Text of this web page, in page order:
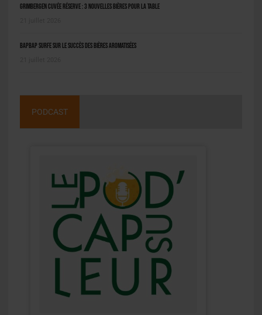
Grimbergen Cuvée Réserve : 3 nouvelles bières pour la table
BAPBAP surfe sur le succès des bières aromatisées
PODCAST